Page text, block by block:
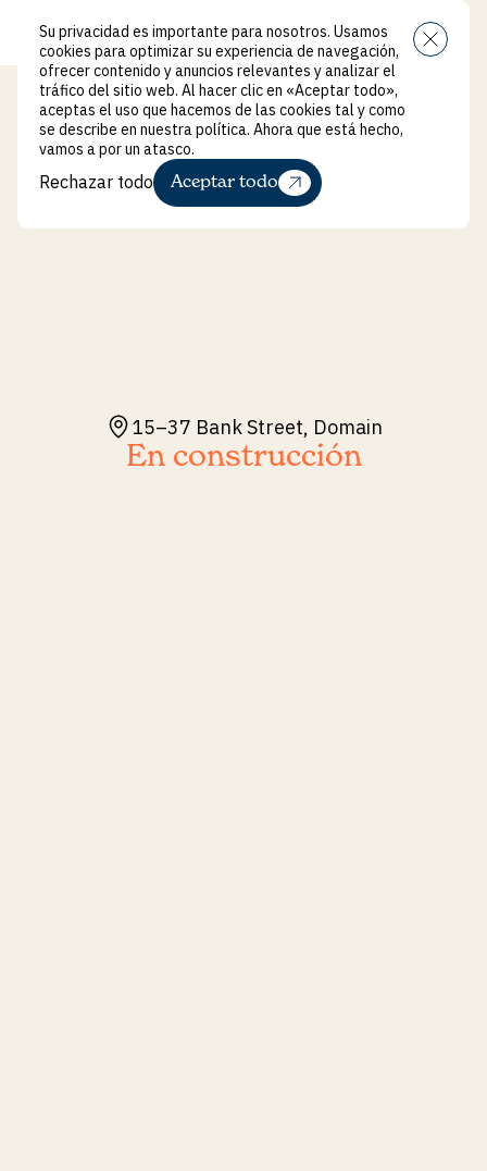
Su privacidad es importante para nosotros. Usamos
cookies para optimizar su experiencia de navegación,
ofrecer contenido y anuncios relevantes y analizar el
tráfico del sitio web. Al hacer clic en «Aceptar todo»,
aceptas el uso que hacemos de las cookies tal y como
se describe en nuestra política. Ahora que está hecho,
vamos a por un atasco.
Rechazar todo
Aceptar todo
Menú
15–37 Bank Street, Domain
En construcción